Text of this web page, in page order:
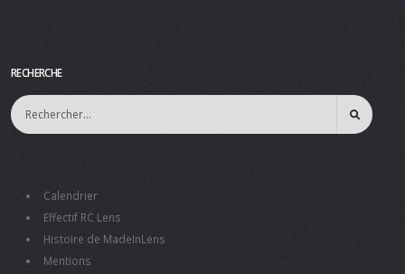
RECHERCHE
Calendrier
Effectif RC Lens
Histoire de MadeInLens
Mentions